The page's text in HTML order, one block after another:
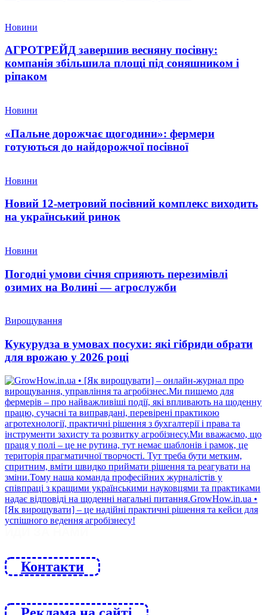
Новини
АГРОТРЕЙД завершив весняну посівну:
компанія збільшила площі під соняшником і
ріпаком
Новини
«Пальне дорожчає щогодини»: фермери
готуються до найдорожчої посівної
Новини
Новий 12-метровий посівний комплекс виходить
на український ринок
Новини
Погодні умови січня сприяють перезимівлі
озимих на Волині — агрослужби
Вирощування
Кукурудза в умовах посухи: які гібриди обрати
для врожаю у 2026 році
Контакти